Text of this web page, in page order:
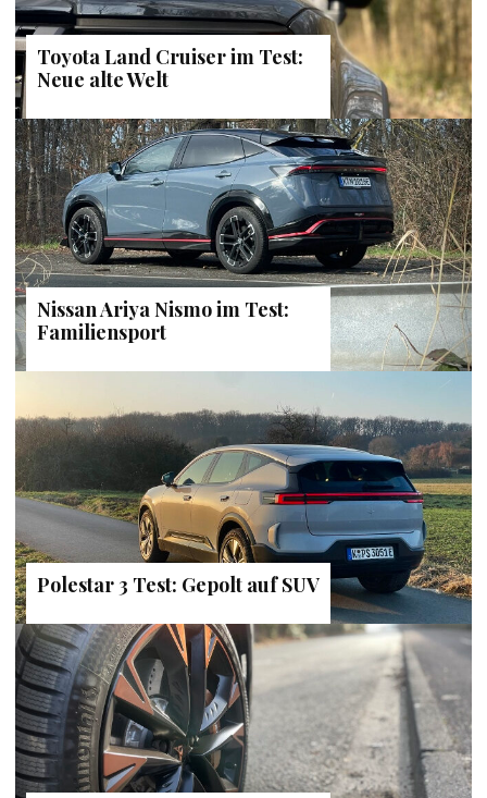
Toyota Land Cruiser im Test:
Neue alte Welt
Nissan Ariya Nismo im Test:
Familiensport
Polestar 3 Test: Gepolt auf SUV